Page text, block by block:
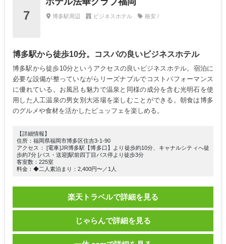
7 博多駅周辺 ビジネスホテル 格安 /
博多駅から徒歩10分。コスパの良いビジネスホテル
博多駅から徒歩10分というアクセスの良いビジネスホテル。宿泊に
必要な設備が整っていながらリーズナブルでコストパフォーマンス
に優れている。お風呂も魅力で温泉と同様の成分を含む光明石を使
用した人工温泉の男女別大浴場を楽しむことができる。朝食は博多
のグルメや食材を活かしたビュッフェを楽しめる。
【詳細情報】
住所：福岡県福岡市博多区住吉3-1-90
アクセス： [電車]JR博多駅【博多口】より徒歩約10分、キャナルシティへ徒
歩約7分 [バス・送迎]駅前四丁目バス停より徒歩3分
客室数：225室
料金：◆二人素泊まり：2,400円〜／1人
楽天トラベルで詳細を見る
じゃらんで詳細を見る